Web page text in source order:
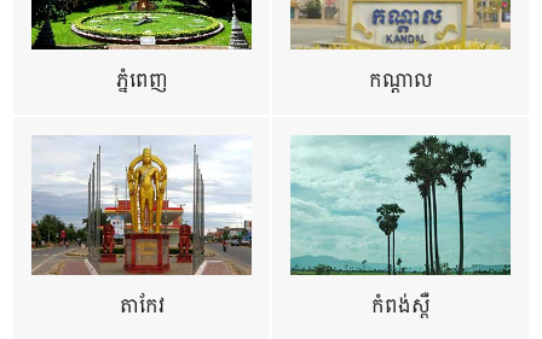
ភ្នំពេញ កណ្តាល
តាកែវ កំពង់ស្ពឺ